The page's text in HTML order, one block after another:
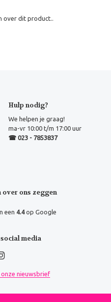
over dit product..
Hulp nodig?
We helpen je graag!
ma-vr 10:00 t/m 17:00 uur
☎ 023 - 7853837
over ons zeggen
een 4.4op Google
media
nieuwsbrief